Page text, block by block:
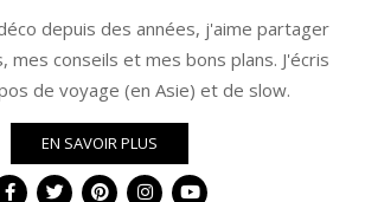
depuis des années, j'aime partager
mes conseils et mes bons plans. J'écris
de voyage (en Asie) et de slow.
EN SAVOIR PLUS